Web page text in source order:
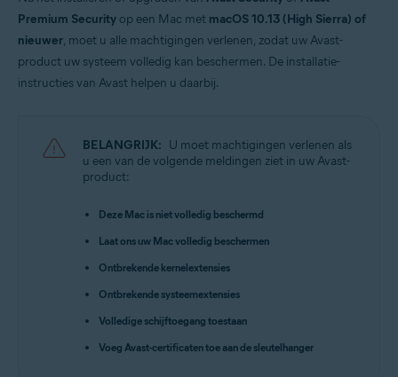
Avast Security 15.x voor Mac
Besturingssystemen:
Apple macOS 13.x (Ventura)
Apple macOS 12.x (Monterey)
Apple macOS 11.x (Big Sur)
Apple macOS 10.13.x (High Sierra)
Premium Security op een Mac met macOS 10.13 (High Sierra) of
nieuwer, moet u alle machtigingen verlenen, zodat uw Avast-
product uw systeem volledig kan beschermen. De installatie-
instructies van Avast helpen u daarbij.
BELANGRIJK: U moet machtigingen verlenen als
u een van de volgende meldingen ziet in uw Avast-
product:
Deze Mac is niet volledig beschermd
Laat ons uw Mac volledig beschermen
Ontbrekende kernelextensies
Ontbrekende systeemextensies
Volledige schijftoegang toestaan
Voeg Avast-certificaten toe aan de sleutelhanger